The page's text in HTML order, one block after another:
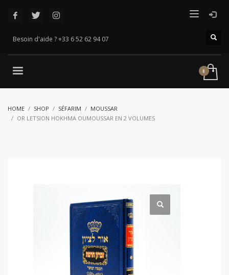
Besoin d'aide ? +33 6 52 62 94 07
HOME SHOP SÉFARIM
MOUSSAR
OR LETSION HOKHMA OUMOUSSAR EN 2 VOLUMES